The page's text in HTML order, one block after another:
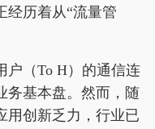
经历着从“流量管
户（To H）的通信连
务基本盘。然而，随
用创新乏力，行业已